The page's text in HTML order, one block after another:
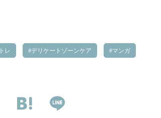
レ デリケートゾーンケア マンガ